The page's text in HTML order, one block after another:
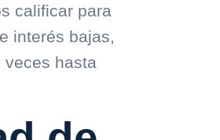
calificar para
interés bajas,
veces hasta